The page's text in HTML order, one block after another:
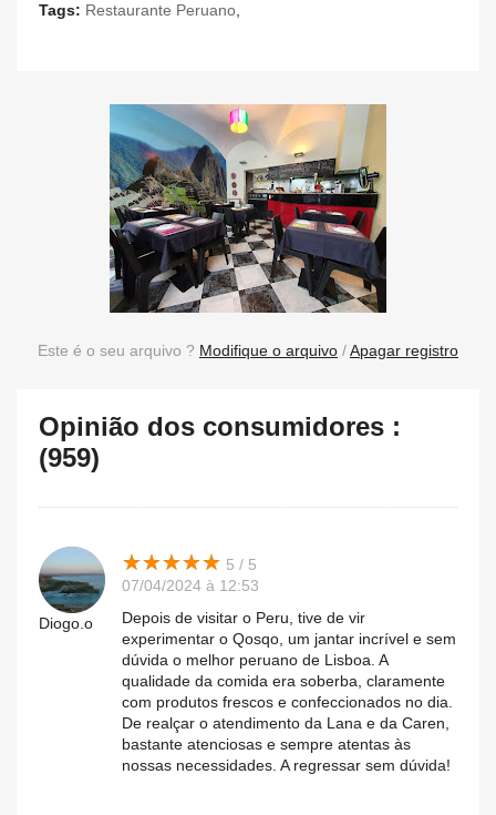
Tags: Restaurante Peruano
Este é o seu arquivo ? Modifique o arquivo /Apagar registro
Opinião dos consumidores :
(959)
Diogo.o
★★★★★
★★★★★ 5 / 5
07/04/2024 à 12:53
Depois de visitar o Peru, tive de vir
experimentar o Qosqo, um jantar incrível e sem
dúvida o melhor peruano de Lisboa. A
qualidade da comida era soberba, claramente
com produtos frescos e confeccionados no dia.
De realçar o atendimento da Lana e da Caren,
bastante atenciosas e sempre atentas às
nossas necessidades. A regressar sem dúvida!